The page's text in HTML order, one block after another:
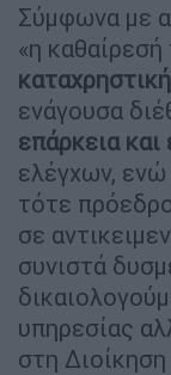
Σύμφωνα με
«η
καταχρηστική
ενάγουσα
επάρκεια και
ελέγχων,
τότε
σε
συνιστά
υπηρεσίας
στη